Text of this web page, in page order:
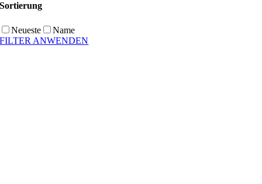
Sortierung
Neueste
Name
FILTER ANWENDEN